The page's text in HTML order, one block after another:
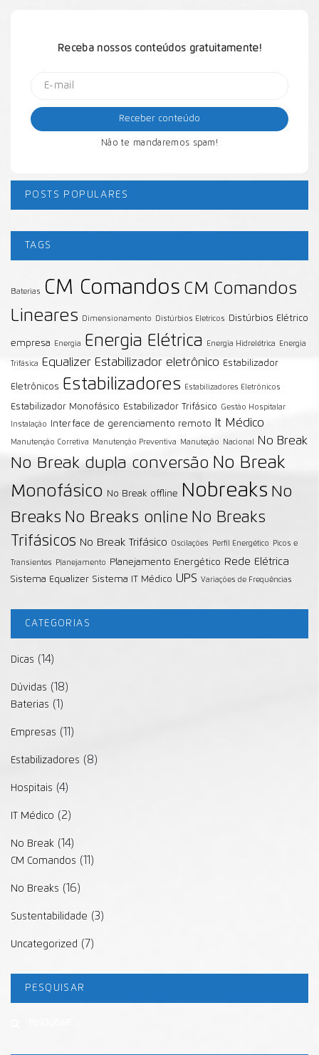
Receba nossos conteúdos gratuitamente!
Não te mandaremos spam!
POSTS POPULARES
TAGS
Baterias CM Comandos CM Comandos
Lineares
Dimensionamento Distúrbios Eletricos Distúrbios Elétrico
empresa Energia Energia Elétrica Energia Hidrelétrica Energia
Trifásica Equalizer Estabilizador eletrônico Estabilizador
Eletrônicos Estabilizadores Estabilizadores Eletrônicos
Estabilizador Monofásico Estabilizador Trifásico Gestão Hospitalar
Instalação Interface de gerenciamento remoto It Médico
Manutenção Corretiva Manutenção Preventiva Manuteção Nacional No Break
No Break dupla conversão No Break
Monofásico
No Break offline Nobreaks No
Breaks No Breaks online No Breaks
Trifásicos No Break Trifásico Oscilações Perfil Energético Picos e
Transientes Planejamento Planejamento Energético Rede Elétrica
Sistema Equalizer Sistema IT Médico UPS Variações de Frequências
CATEGORIAS
Dicas (14)
Dúvidas (18)
Baterias (1)
Empresas (11)
Estabilizadores (8)
Hospitais (4)
IT Médico (2)
No Break (14)
CM Comandos (11)
No Breaks (16)
Sustentabilidade (3)
Uncategorized (7)
PESQUISAR